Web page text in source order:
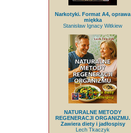
Narkotyki. Format A4, oprawa
miękka
Stanisław Ignacy Witkiew
NATURALNE METODY
REGENERACJI ORGANIZMU.
Zawiera diety i jadłospisy
Lech Tkaczyk